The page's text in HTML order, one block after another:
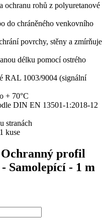
rohů z polyuretanové
do chráněného venkovního
povrchy, stěny a zmírňuje
délku pomocí ostrého
RAL 1003/9004 (signální
+ 70°C
DIN EN 13501-1:2018-12
stranách
kuse
Ochranný profil
Samolepící - 1 m